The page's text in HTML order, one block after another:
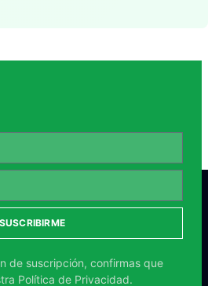
SUSCRIBIRME
de suscripción, confirmas que
Política de Privacidad.